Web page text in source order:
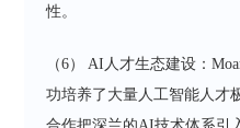
性。
（6） AI人才生态建设：
功培养了大量人工智能人才